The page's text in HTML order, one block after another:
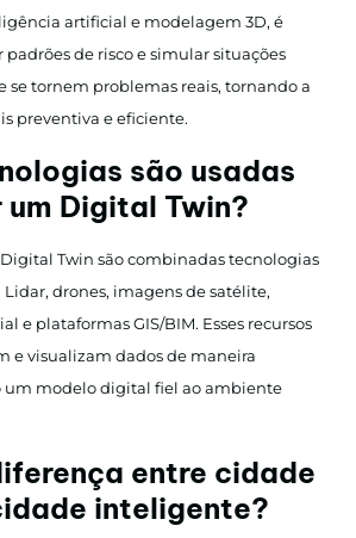
artificial e modelagem 3D, é
de risco e simular situações
se tornem problemas reais, tornando a
preventiva e eficiente.
são usadas
Digital Twin?
Twin são combinadas tecnologias
Lidar, drones, imagens de satélite,
e plataformas GIS/BIM. Esses recursos
e visualizam dados de maneira
um modelo digital fiel ao ambiente
entre cidade
inteligente?